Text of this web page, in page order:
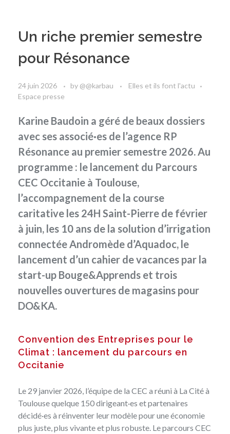
Un riche premier semestre
pour Résonance
24 juin 2026 by @@karbau
Elles et ils font l'actu
Espace presse
Karine Baudoin a géré de beaux dossiers
avec ses associé·es de l’agence RP
Résonance au premier semestre 2026. Au
programme : le lancement du Parcours
CEC Occitanie à Toulouse,
l’accompagnement de la course
caritative les 24H Saint-Pierre de février
à juin, les 10 ans de la solution d’irrigation
connectée Andromède d’Aquadoc, le
lancement d’un cahier de vacances par la
start-up Bouge&Apprends et trois
nouvelles ouvertures de magasins pour
DO&KA.
Convention des Entreprises pour le
Climat : lancement du parcours en
Occitanie
Le 29 janvier 2026, l’équipe de la CEC a réuni à La Cité à
Toulouse quelque 150 dirigeant·es et partenaires
décidé·es à réinventer leur modèle pour une économie
plus juste, plus vivante et plus robuste. Le parcours CEC